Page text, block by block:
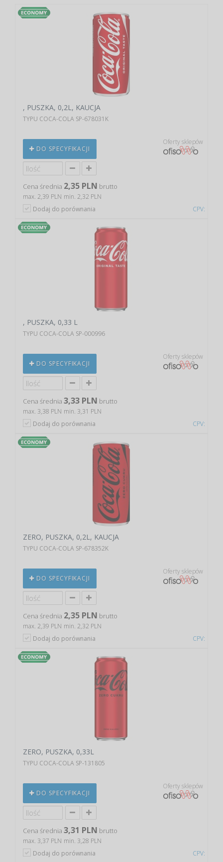
CPV:
, PUSZKA, 0,2L, KAUCJA
TYPU COCA-COLA SP-678031K
DO SPECYFIKACJI
Oferty sklepów
Cena średnia 2,35 PLN brutto
max. 2,39 PLN min. 2,32 PLN
Dodaj do porównania
CPV:
, PUSZKA, 0,33 L
TYPU COCA-COLA SP-000996
DO SPECYFIKACJI
Oferty sklepów
Cena średnia 3,33 PLN brutto
max. 3,38 PLN min. 3,31 PLN
Dodaj do porównania
CPV:
ZERO, PUSZKA, 0,2L, KAUCJA
TYPU COCA-COLA SP-678352K
DO SPECYFIKACJI
Oferty sklepów
Cena średnia 2,35 PLN brutto
max. 2,39 PLN min. 2,32 PLN
Dodaj do porównania
CPV:
ZERO, PUSZKA, 0,33L
TYPU COCA-COLA SP-131805
DO SPECYFIKACJI
Oferty sklepów
Cena średnia 3,31 PLN brutto
max. 3,37 PLN min. 3,28 PLN
Dodaj do porównania